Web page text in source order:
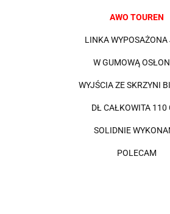
AWO TOUREN
LINKA WYPOSAŻONA
W GUMOWĄ
WYJŚCIA ZE SKRZYNI
DŁ CAŁKOWITA 110
SOLIDNIE
POLECAM